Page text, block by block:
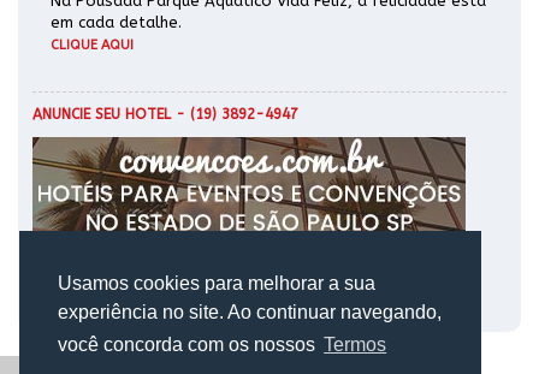
Usamos cookies para melhorar a sua
experiência no site. Ao continuar navegando,
você concorda com os nossos Termos
em cada detalhe.
CLIQUE AQUI
ANUNCIE SEU HOTEL- (19) 3892-4947